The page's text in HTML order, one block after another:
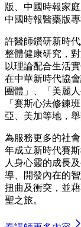
版、中國時報家
中國時報醫藥版專
許醫師鑽研新時
整體健康研究，
以理論配合生活
在中華新時代協
團體」、「美麗
「賽斯心法修鍊
亞、美加等地，
為服務更多的社
年成立新時代賽
人身心靈的成長
導、開發內在的
扭曲及衝突，並
聖之旅。